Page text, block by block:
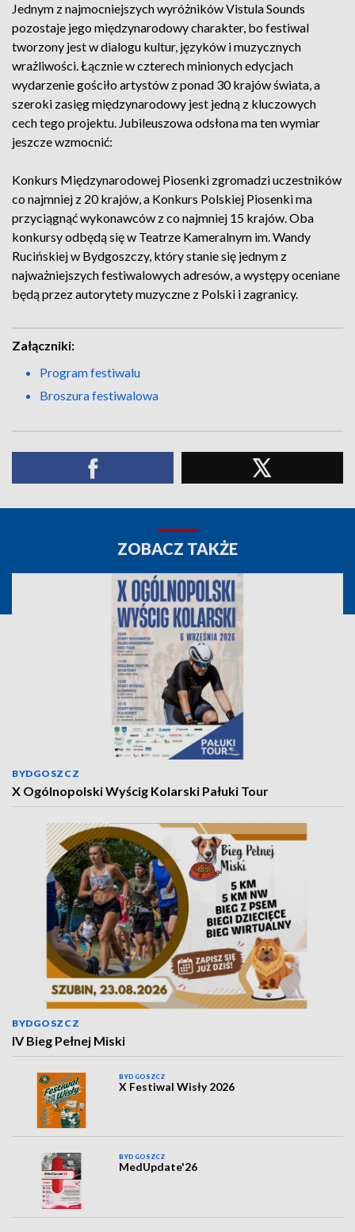
Jednym z najmocniejszych wyróżników Vistula Sounds
pozostaje jego międzynarodowy charakter, bo festiwal
tworzony jest w dialogu kultur, języków i muzycznych
wrażliwości. Łącznie w czterech minionych edycjach
wydarzenie gościło artystów z ponad 30 krajów świata, a
szeroki zasięg międzynarodowy jest jedną z kluczowych
cech tego projektu. Jubileuszowa odsłona ma ten wymiar
jeszcze wzmocnić:
Konkurs Międzynarodowej Piosenki zgromadzi uczestników
co najmniej z 20 krajów, a Konkurs Polskiej Piosenki ma
przyciągnąć wykonawców z co najmniej 15 krajów. Oba
konkursy odbędą się w Teatrze Kameralnym im. Wandy
Rucińskiej w Bydgoszczy, który stanie się jednym z
najważniejszych festiwalowych adresów, a występy oceniane
będą przez autorytety muzyczne z Polski i zagranicy.
Załączniki:
Program festiwalu
Broszura festiwalowa
ZOBACZ TAKŻE
BYDGOSZCZ
X Ogólnopolski Wyścig Kolarski Pałuki Tour
BYDGOSZCZ
IV Bieg Pełnej Miski
BYDGOSZCZ
X Festiwal Wisły 2026
BYDGOSZCZ
MedUpdate'26